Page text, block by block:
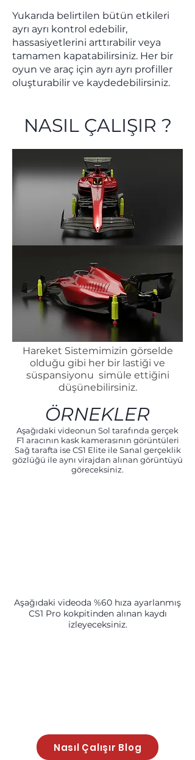
Yukarıda belirtilen bütün etkileri
ayrı ayrı kontrol edebilir,
hassasiyetlerini arttırabilir veya
tamamen kapatabilirsiniz. Her bir
oyun ve araç için ayrı ayrı profiller
oluşturabilir ve kaydedebilirsiniz.
NASIL ÇALIŞIR ?
Hareket Sistemimizin görselde
olduğu gibi her bir lastiği ve
süspansiyonu simüle ettiğini
düşünebilirsiniz.
ÖRNEKLER
Aşağıdaki videonun Sol tarafında gerçek
F1 aracının kask kamerasının görüntüleri
Sağ tarafta ise CS1 Elite ile Sanal gerçeklik
gözlüğü ile aynı virajdan alınan görüntüyü
göreceksiniz.
Aşağıdaki videoda %60 hıza ayarlanmış
CS1 Pro kokpitinden alınan kaydı
izleyeceksiniz.
Nasıl Çalışır Blog